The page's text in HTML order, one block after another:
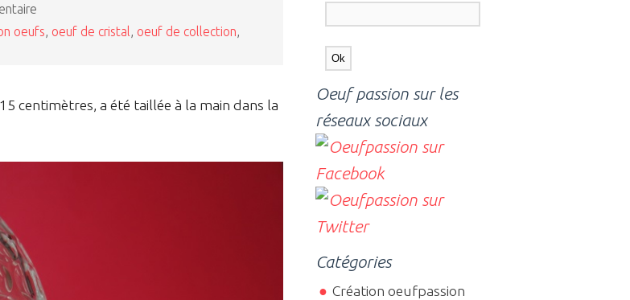
oeufs oeuf de cristal oeuf de collection
centimètres, a été taillée à la main dans la
Oeuf passion sur les
réseaux sociaux
Catégories
Création oeufpassion